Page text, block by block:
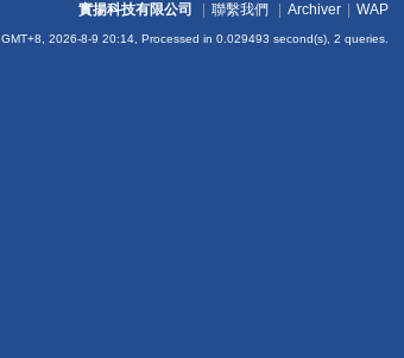
實揚科技有限公司 聯繫我們 Archiver WAP
GMT+8, 2026-8-9 20:14, Processed in 0.029493 second(s), 2 queries.